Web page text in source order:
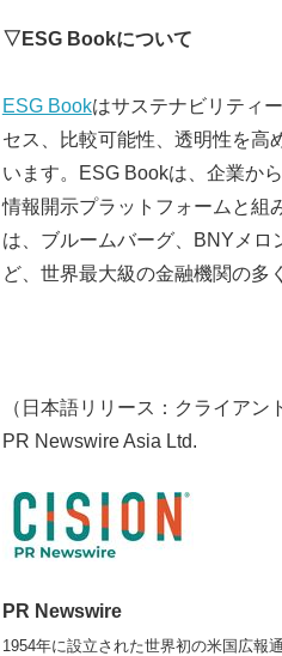
▽ ESG Bookについて
ESG Bookはサステナビリティ
セス、比較可能性、透明性を高
います。ESG Bookは、企業か
情報開示プラットフォームと組
は、ブルームバーグ、BNYメ
ど、世界最大級の金融機関の多
（日本語リリース：クライアン
PR Newswire Asia Ltd.
PR Newswire
1954年に設立された世界初の米国広報